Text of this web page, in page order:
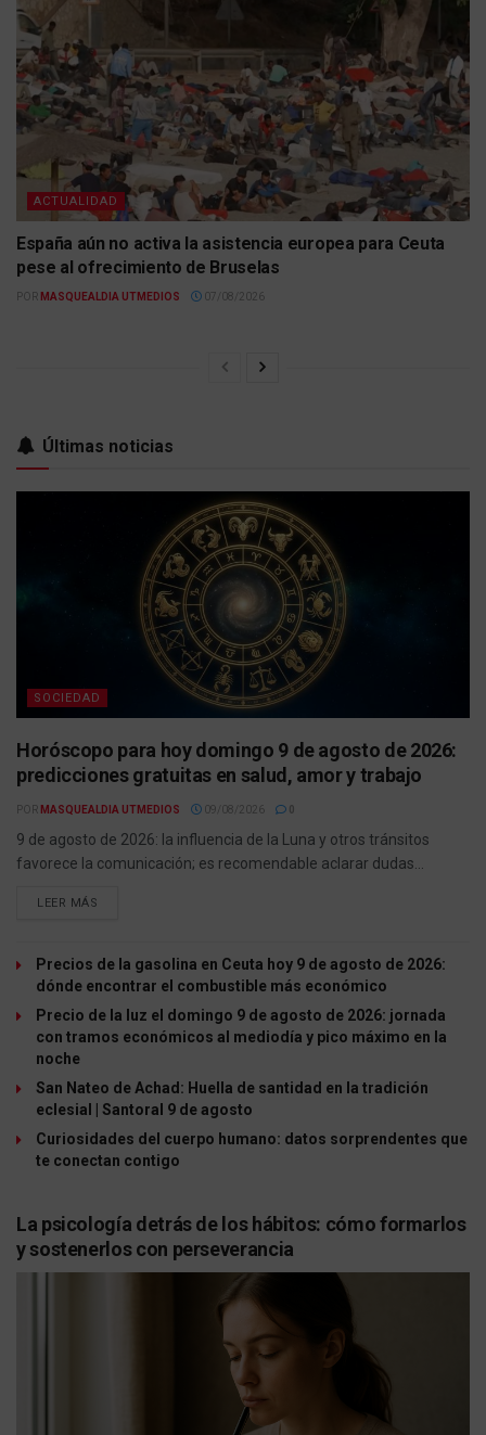
ACTUALIDAD
España aún no activa la asistencia europea para Ceuta
pese al ofrecimiento de Bruselas
POR MASQUEALDIA UTMEDIOS 07/08/2026
Últimas noticias
SOCIEDAD
Horóscopo para hoy domingo 9 de agosto de 2026:
predicciones gratuitas en salud, amor y trabajo
POR MASQUEALDIA UTMEDIOS 09/08/2026
9 de agosto de 2026: la influencia de la Luna y otros tránsitos
favorece la comunicación; es recomendable aclarar dudas...
LEER MÁS
Precios de la gasolina en Ceuta hoy 9 de agosto de 2026:
dónde encontrar el combustible más económico
Precio de la luz el domingo 9 de agosto de 2026: jornada
con tramos económicos al mediodía y pico máximo en la
noche
San Nateo de Achad: Huella de santidad en la tradición
eclesial | Santoral 9 de agosto
Curiosidades del cuerpo humano: datos sorprendentes que
te conectan contigo
La psicología detrás de los hábitos: cómo formarlos
y sostenerlos con perseverancia